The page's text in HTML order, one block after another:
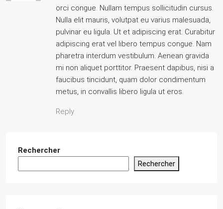
orci congue. Nullam tempus sollicitudin cursus.
Nulla elit mauris, volutpat eu varius malesuada,
pulvinar eu ligula. Ut et adipiscing erat. Curabitur
adipiscing erat vel libero tempus congue. Nam
pharetra interdum vestibulum. Aenean gravida
mi non aliquet porttitor. Praesent dapibus, nisi a
faucibus tincidunt, quam dolor condimentum
metus, in convallis libero ligula ut eros.
Reply
Rechercher
Rechercher